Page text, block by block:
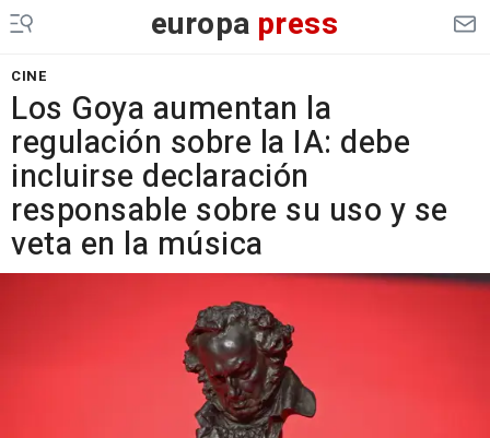
europa press
CINE
Los Goya aumentan la
regulación sobre la IA: debe
incluirse declaración
responsable sobre su uso y se
veta en la música